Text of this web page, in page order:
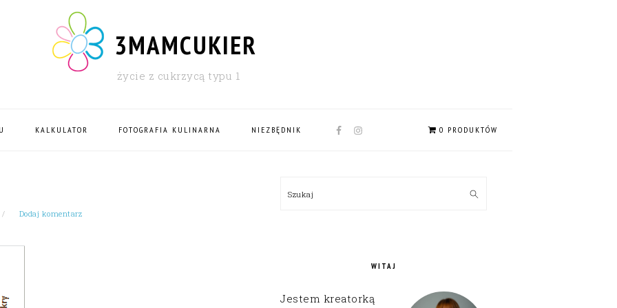
3MAMCUKIER
życie z cukrzycą typu 1
KALKULATOR FOTOGRAFIA KULINARNA NIEZBĘDNIK
NAV
0 PRODUKTÓW
Dodaj komentarz
SIDEBAR
Szukaj
WITAJ
Jestem kreatorką